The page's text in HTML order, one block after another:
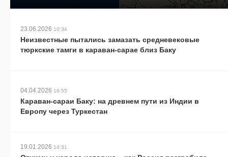
23.06.2026 10:34
Неизвестные пытались замазать средневековые
тюркские тамги в караван-сарае близ Баку
04.04.2026 16:55
Караван-сараи Баку: на древнем пути из Индии в
Европу через Туркестан
19.01.2026 14:31